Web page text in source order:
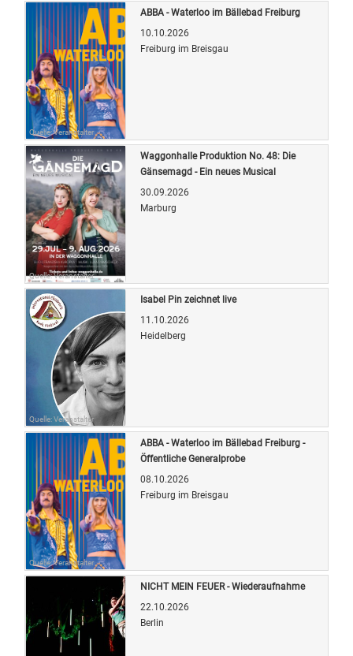
Quelle: Veranstalter
ABBA - Waterloo im Bällebad Freiburg
10.10.2026
Freiburg im Breisgau
Quelle: Veranstalter
Waggonhalle Produktion No. 48: Die
Gänsemagd - Ein neues Musical
30.09.2026
Marburg
Quelle: Veranstalter
Isabel Pin zeichnet live
11.10.2026
Heidelberg
Quelle: Veranstalter
ABBA - Waterloo im Bällebad Freiburg -
Öffentliche Generalprobe
08.10.2026
Freiburg im Breisgau
NICHT MEIN FEUER - Wiederaufnahme
22.10.2026
Berlin